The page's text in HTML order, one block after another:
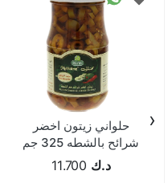
حلواني زيتون اخضر
شرائح بالشطه 325 جم
د.ك 11.700
‹